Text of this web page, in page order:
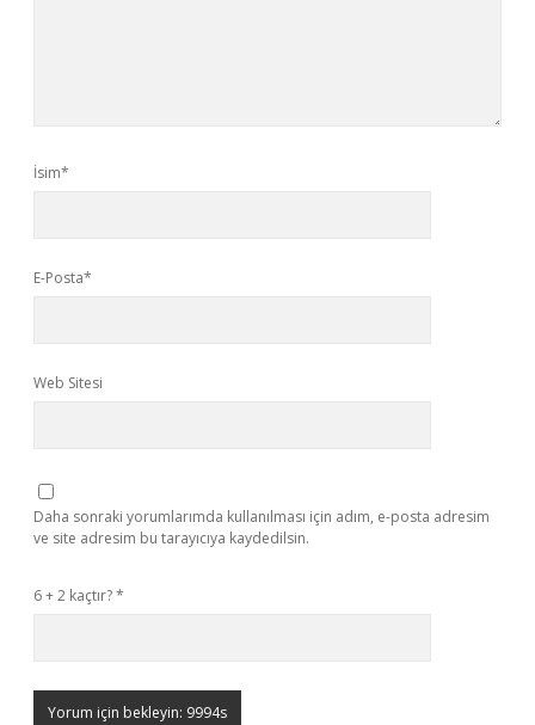
İsim*
E-Posta*
Web Sitesi
Daha sonraki yorumlarımda kullanılması için adım, e-posta adresim
ve site adresim bu tarayıcıya kaydedilsin.
6 + 2 kaçtır?*